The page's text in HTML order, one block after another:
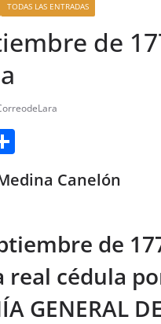
TODAS LAS ENTRADAS
de
o
m
ar
tir
Canelón
de
real cédula
GENERAL